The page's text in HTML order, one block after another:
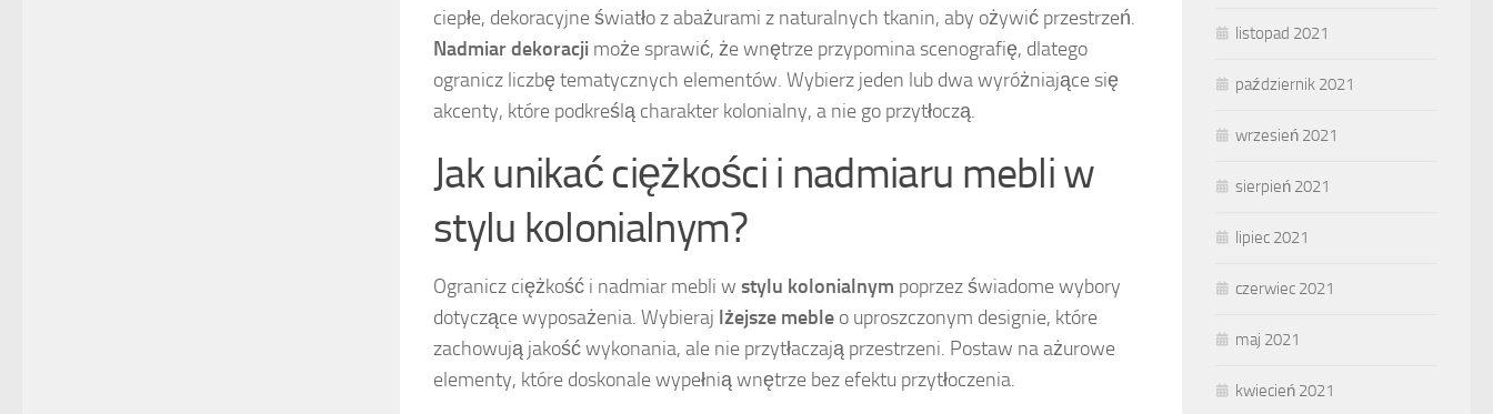
ciepłe, dekoracyjne światło z abażurami z naturalnych tkanin, aby ożywić przestrzeń.
Nadmiar dekoracji może sprawić, że wnętrze przypomina scenografię, dlatego
ogranicz liczbę tematycznych elementów. Wybierz jeden lub dwa wyróżniające się
akcenty, które podkreślą charakter kolonialny, a nie go przytłoczą.
Jak unikać ciężkości i nadmiaru mebli w
stylu kolonialnym?
Ogranicz ciężkość i nadmiar mebli w stylu kolonialnym poprzez świadome wybory
dotyczące wyposażenia. Wybieraj lżejsze meble o uproszczonym designie, które
zachowują jakość wykonania, ale nie przytłaczają przestrzeni. Postaw na ażurowe
elementy, które doskonale wypełnią wnętrze bez efektu przytłoczenia.
listopad 2021
październik 2021
wrzesień 2021
sierpień 2021
lipiec 2021
czerwiec 2021
maj 2021
kwiecień 2021